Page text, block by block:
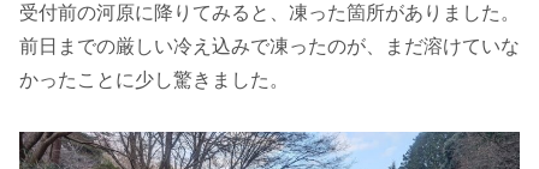
受付前の河原に降りてみると、凍った箇所がありました。
前日までの厳しい冷え込みで凍ったのが、まだ溶けていな
かったことに少し驚きました。